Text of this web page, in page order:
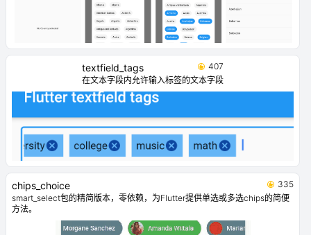
textfield_tags
407
在文本字段内允许输入标签的文本字段
chips_choice
335
smart_select包的精简版本，零依赖，为Flutter提供单选或多选chips的简便
方法。